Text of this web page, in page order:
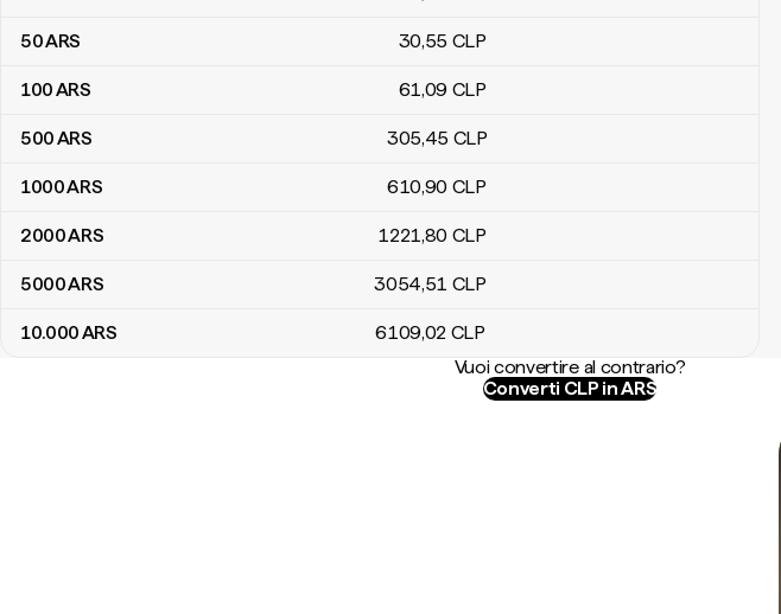
50ARS 30,55 CLP
100ARS 61,09 CLP
500ARS 305,45 CLP
1000ARS 610,90 CLP
2000ARS 1221,80 CLP
5000ARS 3054,51 CLP
10.000ARS 6109,02 CLP
Vuoi convertire al contrario?
Converti CLP in ARS